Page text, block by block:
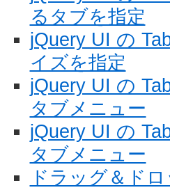
るタブを指定
jQuery UI の
イズを指定
jQuery UI の
タブメニュー
jQuery UI の
タブメニュー
ドラッグ＆ド